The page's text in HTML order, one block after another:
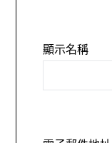
顯示名稱